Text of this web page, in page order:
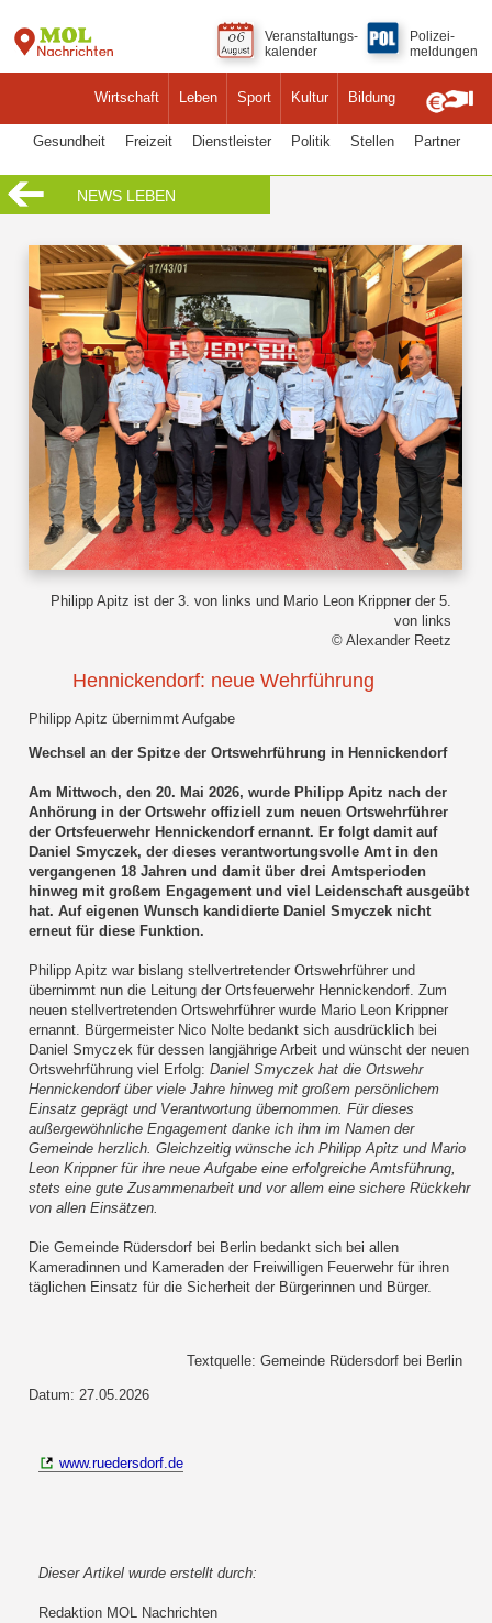
Wirtschaft Leben Sport Kultur Bildung
Veranstaltungs-
kalender
Polizei-
meldungen
Gesundheit Freizeit Dienstleister Politik Stellen Partner
NEWS LEBEN
Philipp Apitz ist der 3. von links und Mario Leon Krippner der 5.
von links
© Alexander Reetz
Hennickendorf: neue Wehrführung
Philipp Apitz übernimmt Aufgabe
Wechsel an der Spitze der Ortswehrführung in Hennickendorf
Am Mittwoch, den 20. Mai 2026, wurde Philipp Apitz nach der
Anhörung in der Ortswehr offiziell zum neuen Ortswehrführer
der Ortsfeuerwehr Hennickendorf ernannt. Er folgt damit auf
Daniel Smyczek, der dieses verantwortungsvolle Amt in den
vergangenen 18 Jahren und damit über drei Amtsperioden
hinweg mit großem Engagement und viel Leidenschaft ausgeübt
hat. Auf eigenen Wunsch kandidierte Daniel Smyczek nicht
erneut für diese Funktion.
Philipp Apitz war bislang stellvertretender Ortswehrführer und
übernimmt nun die Leitung der Ortsfeuerwehr Hennickendorf. Zum
neuen stellvertretenden Ortswehrführer wurde Mario Leon Krippner
ernannt. Bürgermeister Nico Nolte bedankt sich ausdrücklich bei
Daniel Smyczek für dessen langjährige Arbeit und wünscht der neuen
Ortswehrführung viel Erfolg:Daniel Smyczek hat die Ortswehr
Hennickendorf über viele Jahre hinweg mit großem persönlichem
Einsatz geprägt und Verantwortung übernommen. Für dieses
außergewöhnliche Engagement danke ich ihm im Namen der
Gemeinde herzlich. Gleichzeitig wünsche ich Philipp Apitz und Mario
Leon Krippner für ihre neue Aufgabe eine erfolgreiche Amtsführung,
stets eine gute Zusammenarbeit und vor allem eine sichere Rückkehr
von allen Einsätzen.
Die Gemeinde Rüdersdorf bei Berlin bedankt sich bei allen
Kameradinnen und Kameraden der Freiwilligen Feuerwehr für ihren
täglichen Einsatz für die Sicherheit der Bürgerinnen und Bürger.
Textquelle: Gemeinde Rüdersdorf bei Berlin
Datum: 27.05.2026
www.ruedersdorf.de
Dieser Artikel wurde erstellt durch:
Redaktion MOL Nachrichten